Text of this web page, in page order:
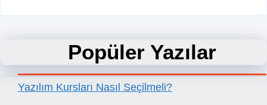
Popüler Yazılar
Yazılım Kursları Nasıl Seçilmeli?